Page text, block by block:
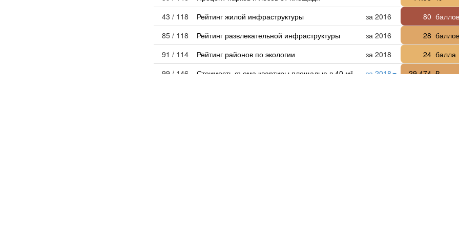
43 / 118
Рейтинг жилой инфраструктуры за 2016 80 баллов
85 / 118
Рейтинг развлекательной инфраструктуры за 2016 28 баллов
91 / 114
Рейтинг районов по экологии за 2018 24 балла
99 / 146
Стоимость съема квартиры площадью в 40 м² за 2018 29 474 ₽